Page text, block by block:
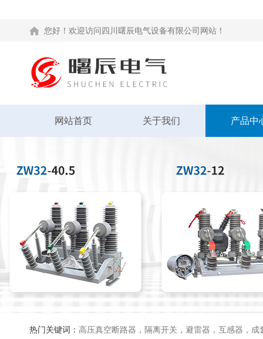
您好！欢迎访问四川曙辰电气设备有限公司网站！
网站首页 关于我们 产品中
热门关键词： 高压真空断路器，隔离开关，避雷器，互感器，成